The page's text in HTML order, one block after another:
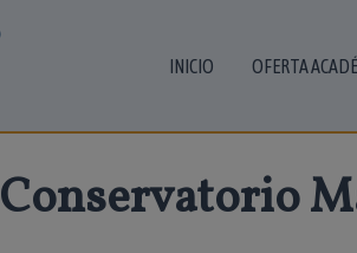
INICIO OFERTA
Conservatorio